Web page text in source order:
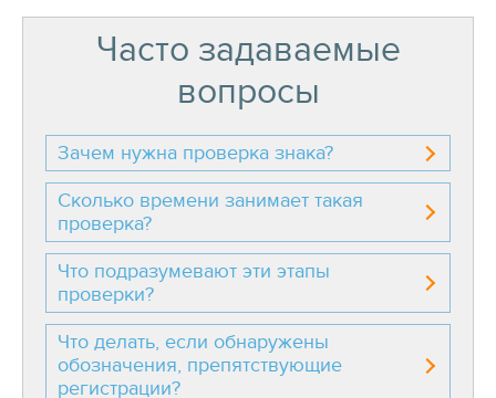
Часто задаваемые
вопросы
Зачем нужна проверка знака?
Сколько времени занимает такая
проверка?
Что подразумевают эти этапы
проверки?
Что делать, если обнаружены
обозначения, препятствующие
регистрации?